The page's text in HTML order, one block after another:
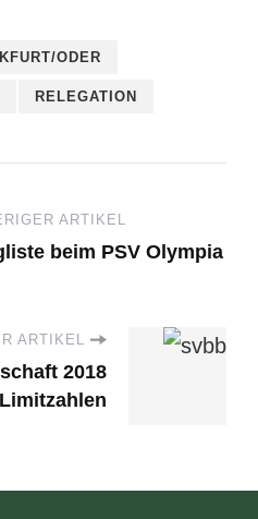
ODER
RELEGATION
ARTIKEL
beim PSV Olympia
ARTIKEL
2018
Limitzahlen